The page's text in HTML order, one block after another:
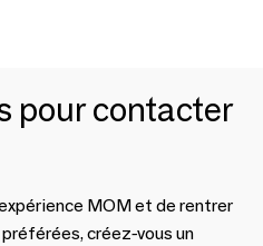
pour contacter
MOM et de rentrer
créez-vous un